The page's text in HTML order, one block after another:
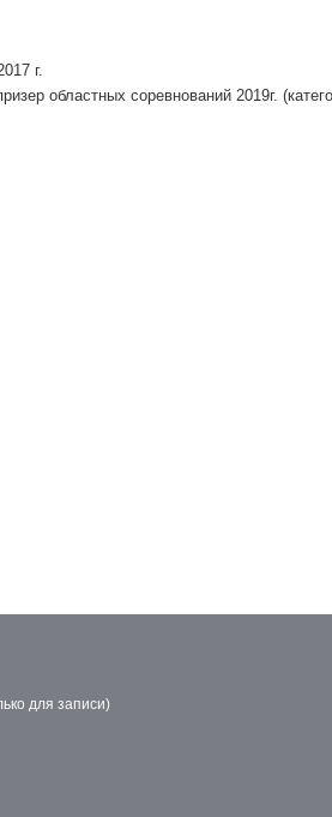
г.
областных соревнований 2019г.
для записи)